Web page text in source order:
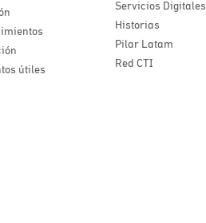
útiles
Servicios Digitales
Historias
Pilar Latam
Red CTI